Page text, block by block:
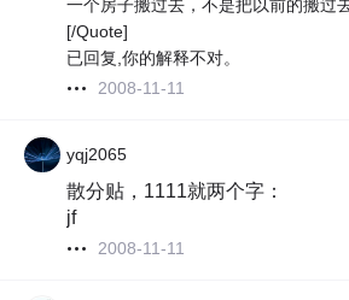
一个房子搬过去，不是把以前的搬过
[/Quote]
已回复,你的解释不对。
2008-11-11
yqj2065
散分贴，1111就两个字：
jf
2008-11-11